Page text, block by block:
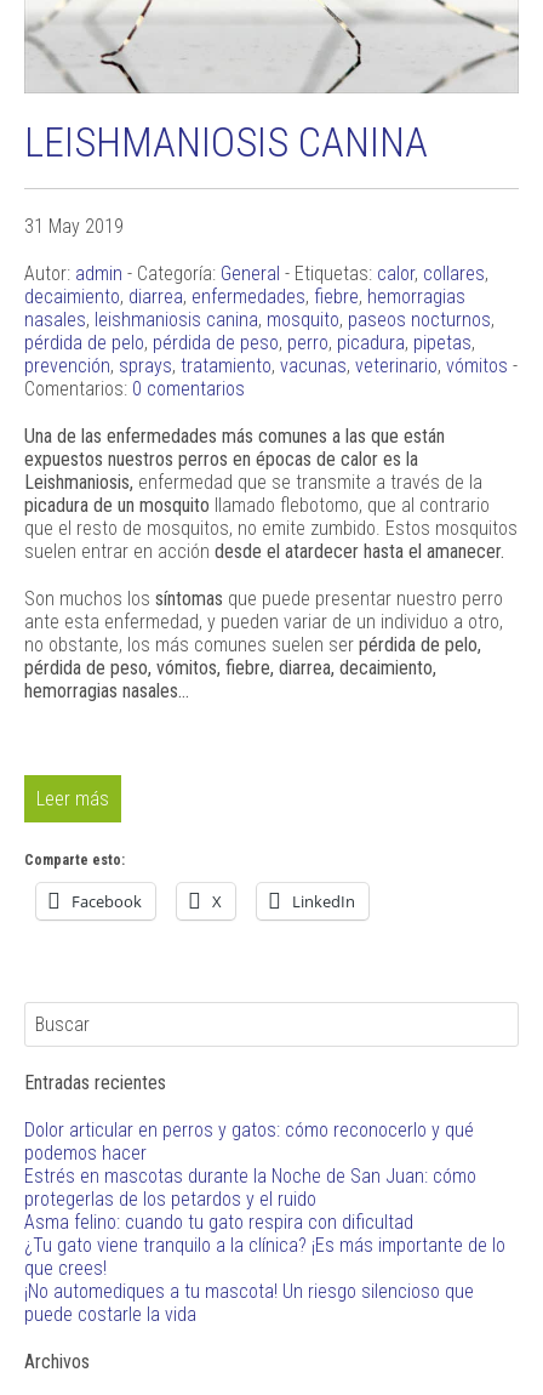
LEISHMANIOSIS CANINA
31 May 2019
Autor: admin - Categoría: General - Etiquetas: calor, collares,
decaimiento, diarrea, enfermedades, fiebre, hemorragias
nasales, leishmaniosis canina, mosquito, paseos nocturnos,
pérdida de pelo, pérdida de peso, perro, picadura, pipetas,
prevención, sprays, tratamiento, vacunas, veterinario, vómitos -
Comentarios: 0 comentarios
Una de las enfermedades más comunes a las que están
expuestos nuestros perros en épocas de calor es la
Leishmaniosis, enfermedad que se transmite a través de la
picadura de un mosquito llamado flebotomo, que al contrario
que el resto de mosquitos, no emite zumbido. Estos mosquitos
suelen entrar en acción desde el atardecer hasta el amanecer.
Son muchos los síntomas que puede presentar nuestro perro
ante esta enfermedad, y pueden variar de un individuo a otro,
no obstante, los más comunes suelen ser pérdida de pelo,
pérdida de peso, vómitos, fiebre, diarrea, decaimiento,
hemorragias nasales…
Leer más
Comparte esto:
Facebook X LinkedIn
Entradas recientes
Dolor articular en perros y gatos: cómo reconocerlo y qué
podemos hacer
Estrés en mascotas durante la Noche de San Juan: cómo
protegerlas de los petardos y el ruido
Asma felino: cuando tu gato respira con dificultad
¿Tu gato viene tranquilo a la clínica? ¡Es más importante de lo
que crees!
¡No automediques a tu mascota! Un riesgo silencioso que
puede costarle la vida
Archivos